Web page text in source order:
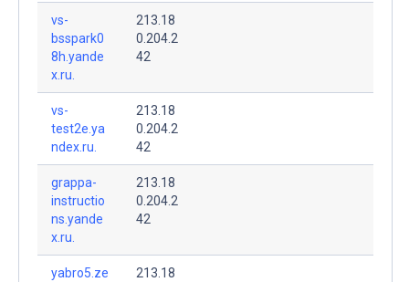
vs-
bsspark0
8h.yande
x.ru.
213.18
0.204.2
42
vs-
test2e.ya
ndex.ru.
213.18
0.204.2
42
grappa-
instructio
ns.yande
x.ru.
213.18
0.204.2
42
yabro5.ze
213.18